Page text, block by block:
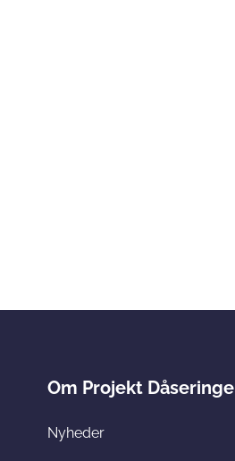
Om Projekt Dåseringe
Nyheder